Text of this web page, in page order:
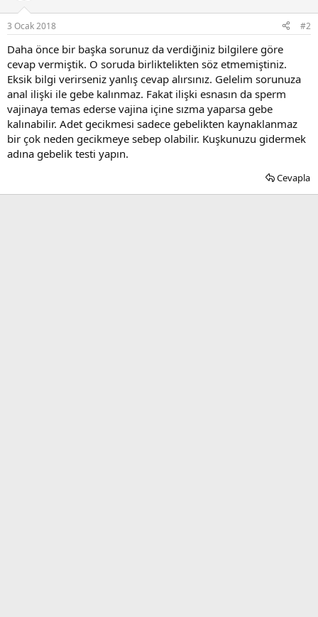
3 Ocak 2018 #2
Daha önce bir başka sorunuz da verdiğiniz bilgilere göre
cevap vermiştik. O soruda birliktelikten söz etmemiştiniz.
Eksik bilgi verirseniz yanlış cevap alırsınız. Gelelim sorunuza
anal ilişki ile gebe kalınmaz. Fakat ilişki esnasın da sperm
vajinaya temas ederse vajina içine sızma yaparsa gebe
kalınabilir. Adet gecikmesi sadece gebelikten kaynaklanmaz
bir çok neden gecikmeye sebep olabilir. Kuşkunuzu gidermek
adına gebelik testi yapın.
Cevapla